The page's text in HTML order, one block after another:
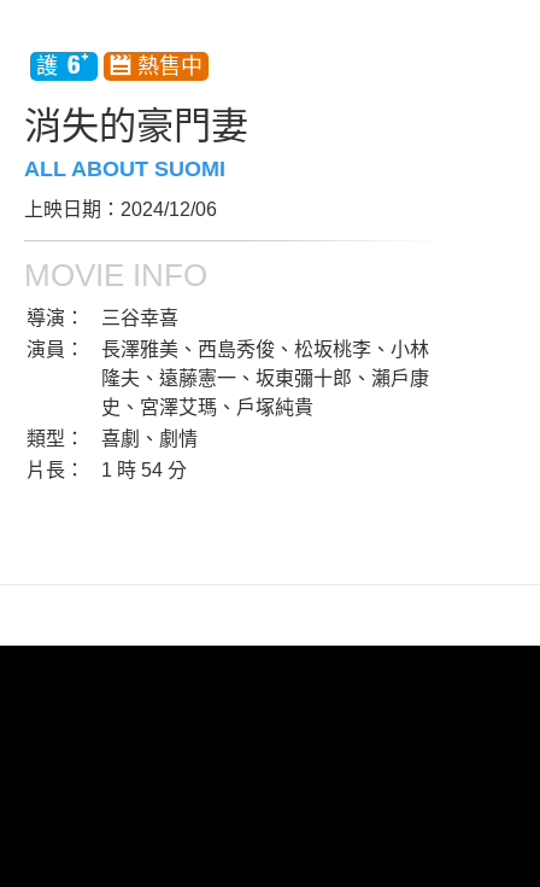
消失的豪門妻
ALL ABOUT SUOMI
上映日期：2024/12/06
MOVIE INFO
導演：
三谷幸喜
演員：
長澤雅美、西島秀俊、松坂桃李、小林
隆夫、遠藤憲一、坂東彌十郎、瀨戶康
史、宮澤艾瑪、戶塚純貴
類型：
喜劇、劇情
片長：
1 時 54 分